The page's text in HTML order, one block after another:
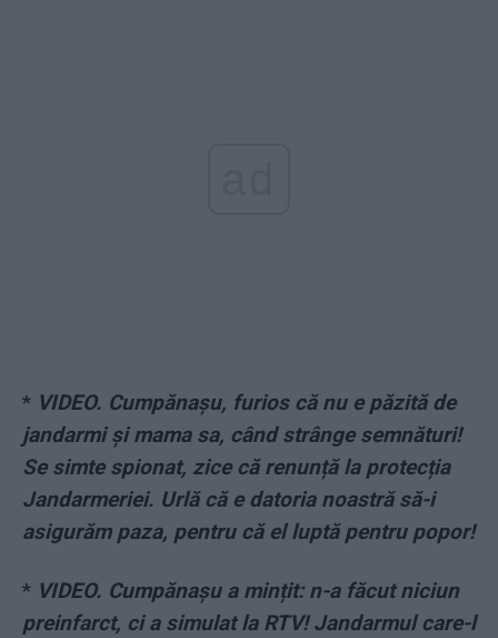
* VIDEO. Cumpănașu, furios că nu e păzită de
jandarmi și mama sa, când strânge semnături!
Se simte spionat, zice că renunță la protecția
Jandarmeriei. Urlă că e datoria noastră să-i
asigurăm paza, pentru că el luptă pentru popor!
* VIDEO. Cumpănașu a mințit: n-a făcut niciun
preinfarct, ci a simulat la RTV! Jandarmul care-l